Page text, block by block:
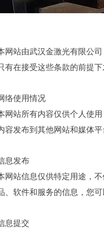
网站由武汉金激光有限公
有在接受这些条款的前提下
络使用情况
网站所有内容仅供个人使
容发布到其他网站和媒体
息发布
网站信息仅供特定用途，
、软件和服务的信息，您
息提交